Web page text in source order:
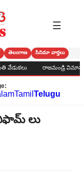
☰
తెలంగాణ సినిమా వార్తలు
రాజమండ్రి విమానాశ్రయంలో
Tamil Telugu
లు